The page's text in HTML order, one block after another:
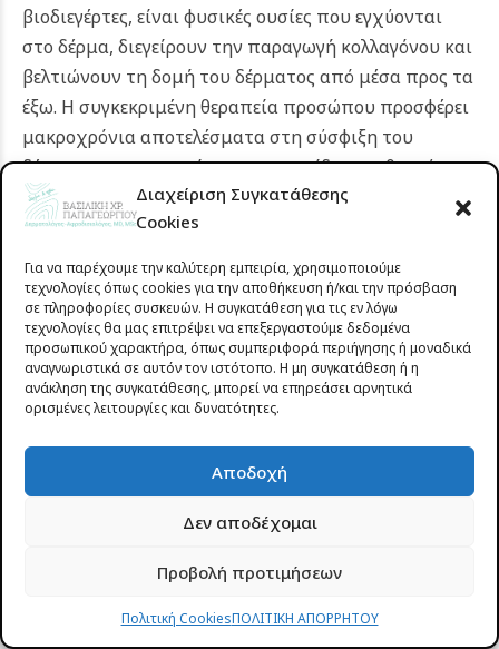
Διαχείριση Συγκατάθεσης
Cookies
Για να παρέχουμε την καλύτερη εμπειρία, χρησιμοποιούμε
τεχνολογίες όπως cookies για την αποθήκευση ή/και την πρόσβαση
σε πληροφορίες συσκευών. Η συγκατάθεση για τις εν λόγω
τεχνολογίες θα μας επιτρέψει να επεξεργαστούμε δεδομένα
προσωπικού χαρακτήρα, όπως συμπεριφορά περιήγησης ή μοναδικά
αναγνωριστικά σε αυτόν τον ιστότοπο. Η μη συγκατάθεση ή η
ανάκληση της συγκατάθεσης, μπορεί να επηρεάσει αρνητικά
ορισμένες λειτουργίες και δυνατότητες.
Αποδοχή
Δεν αποδέχομαι
Προβολή προτιμήσεων
Πολιτική CookiesΠΟΛΙΤΙΚΗ ΑΠΟΡΡΗΤΟΥ
βιοδιεγέρτες, είναι φυσικές ουσίες που εγχύονται
στο δέρμα, διεγείρουν την παραγωγή κολλαγόνου και
βελτιώνουν τη δομή του δέρματος από μέσα προς τα
έξω. Η συγκεκριμένη θεραπεία προσώπου προσφέρει
μακροχρόνια αποτελέσματα στη σύσφιξη του
δέρματος και στη μείωση των ρυτίδων, καθιστώντας
την ιδανική για όσους επιθυμούν βαθιά ανανέωση
της επιδερμίδας τους.
Οφέλη:
Μακροχρόνια σύσφιξη του δέρματος
Βελτίωση της ελαστικότητας και της
σφριγηλότητας
Αντιγήρανση και αναζωογόνηση του δέρματος
Μείωση των ρυτίδων και των λεπτών γραμμών
Πόσο συχνά πρέπει να κάνω καθαρισμό